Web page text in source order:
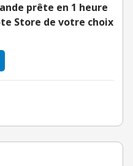
prête en 1 heure
Store de votre choix